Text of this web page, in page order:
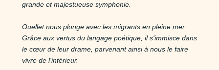
grande et majestueuse symphonie.
Ouellet nous plonge avec les migrants en pleine mer.
Grâce aux vertus du langage poétique, il s'immisce dans
le cœur de leur drame, parvenant ainsi à nous le faire
vivre de l'intérieur.